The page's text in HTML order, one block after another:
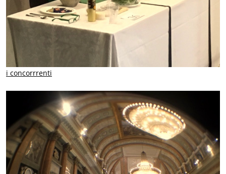
i concorrrenti